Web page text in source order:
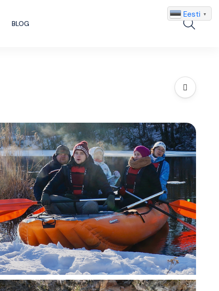
BLOG Search
Eesti ▼